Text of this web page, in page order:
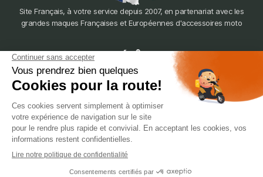
Site Français, à votre service depuis 2007, en partenariat avec les
grandes maques Françaises et Européennes d'accessoires moto
388 Av. Charles de Gaulle, 69200 Vénissieux